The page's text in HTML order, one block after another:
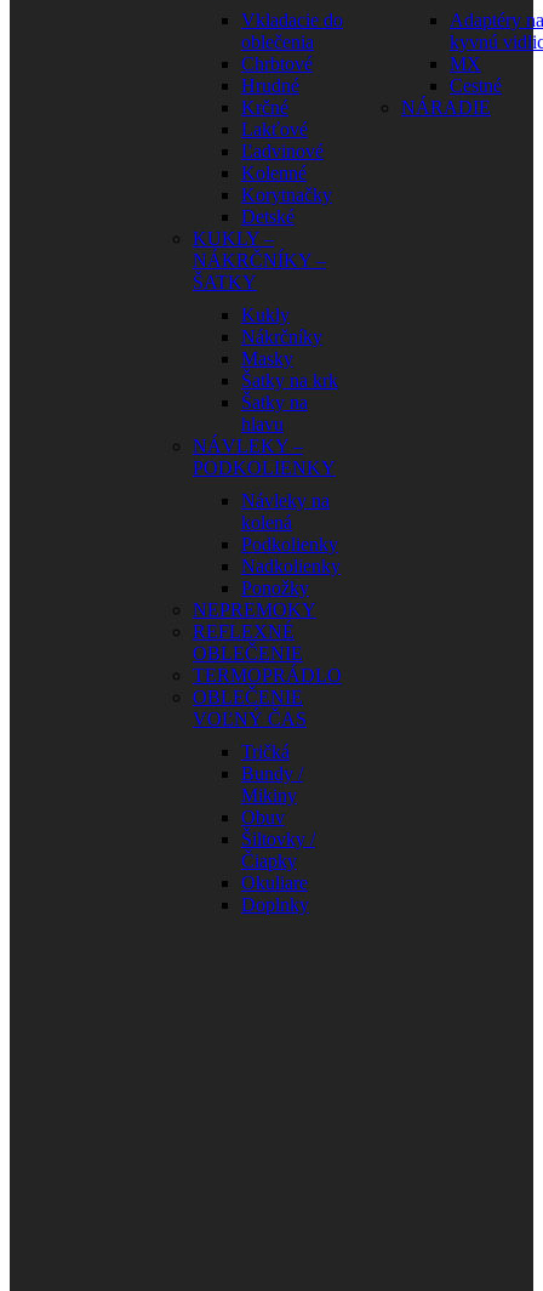
Vkladacie do
oblečenia
Chrbtové
Hrudné
Krčné
Lakťové
Ľadvinové
Kolenné
Korytnačky
Detské
KUKLY –
NÁKRČNÍKY –
ŠATKY
Kukly
Nákrčníky
Masky
Šatky na krk
Šatky na
hlavu
NÁVLEKY –
PODKOLIENKY
Návleky na
kolená
Podkolienky
Nadkolienky
Ponožky
NEPREMOKY
REFLEXNÉ
OBLEČENIE
TERMOPRÁDLO
OBLEČENIE
VOĽNÝ ČAS
Tričká
Bundy /
Mikiny
Obuv
Šiltovky /
Čiapky
Okuliare
Doplnky
Adaptéry na
kyvnú
MX
Cestné
NÁRADIE